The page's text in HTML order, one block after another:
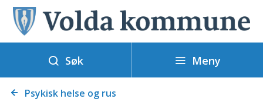
V
o
l
a
Søk Meny
Du Psykisk helse og rus